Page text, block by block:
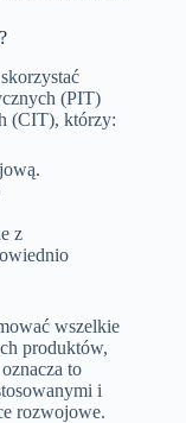
(PIT)
(CIT), którzy:
z
wszelkie
produktów,
to
i
rozwojowe.